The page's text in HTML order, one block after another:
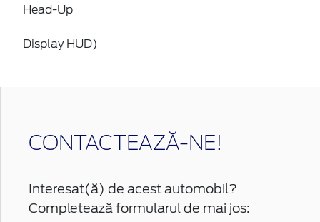
Head-Up
Display HUD)
CONTACTEAZĂ-NE!
Interesat(ă) de acest automobil?
Completează formularul de mai jos: